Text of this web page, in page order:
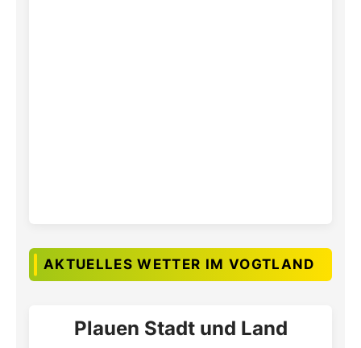
AKTUELLES WETTER IM VOGTLAND
Plauen Stadt und Land